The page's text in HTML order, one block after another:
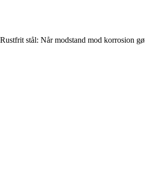
Rustfrit stål: Når modstand mod korrosion